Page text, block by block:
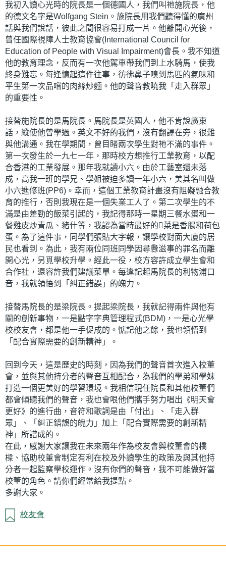
我初入讀心光時的院長是一個德國人，我們叫祂施院長，他
的德文名字是Wolfgang Stein。施院長用我們聽得懂的廣州
話與我們說話，彼此之間很容易打成一片。他離開心光後，
曾任國際視障人士教育協會(International Council for
Education of People with Visual Impairment)會長。我不知道
他的教育理念，反而有一次他駕車帶我們到上水騎馬，使我
終身難忘。每逢憶起這件往事，彷彿鼻子嗅到馬匹的氣味和
平生第一次品嚐的肉絲炒麵。他的聲音教曉我「走入群眾」
的重要性。
接替施院長的是馬院長。馬院長是英國人，他不肯說廣東
話，縱使他曾學過。英文不好的我們，沒有翻譯在旁，很難
與他溝通。我在學期間，曾目睹兩次學生對祂不滿的事件。
第一次發生於一九七一年，那時校方想推行工業教育，以配
合香港的工業發展。那年我就讀小六。由於工藝室還未落
成，高我一班的學兄、學姐被迫多讀一年小六，美其名叫做
小六進修班(PP6)。幸而，這個工業教育計畫沒有阻礙融合教
育的推行，否則我現在是一個失業工人了。第二次學生的不
滿是由差勁的飯菜引起的，我記得那時一星期三餐水蛋和一
餐雞皮炒青瓜、豬什等，我認為當時最好的菜是香腸和荷包
蛋。為了這件事，同學們張貼大字報，讓學校對面大廈的居
民也看到。為此，我有兩位同班同學因尋釁滋事的罪名而離
開心光，另覓學校升學。經此一役，校方容許成立學生會和
合作社，還容許我們建議菜單。每逢記起馬院長的利物浦口
音，我就領悟到「糾正錯誤」的魄力。
接替馬院長的是梁院長。提起梁院長，我就記得兩件與他有
關的創新事物，一是點字字典管理程式(BDM)，一是心光學
校校友會，都是他一手促成的。惦記他之餘，我也領悟到
「配合實際需要的創新精神」。
回到今天，這是歷史的時刻，因為我們的聲音首次進入校董
會，並與其他持分者的聲音互相配合，為我們的學弟和學妹
打造一個更美好的學習環境。我相信現任院長和其他校董們
都會傾聽我們的聲音，我也會哏他們攜手努力唱出《明天會
更好》的進行曲，音符和歌詞是由「付出」、「走入群
眾」、「糾正錯誤的魄力」加上「配合實際需要的創新精
神」所譜成的。
在此，感謝大家讓我在未來兩年作為校友會與校董會的橋
樑、協助校董會制定有利在校及外讀學生的政策及與其他持
分者一起監察學校運作。沒有你們的聲音，我不可能做好當
校董的角色。請你們經常給我提點。
多謝大家。
校友會